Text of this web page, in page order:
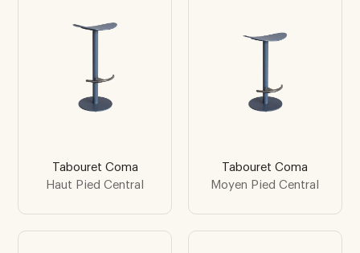
Tabouret Coma
Haut Pied Central
Tabouret Coma
Moyen Pied Central